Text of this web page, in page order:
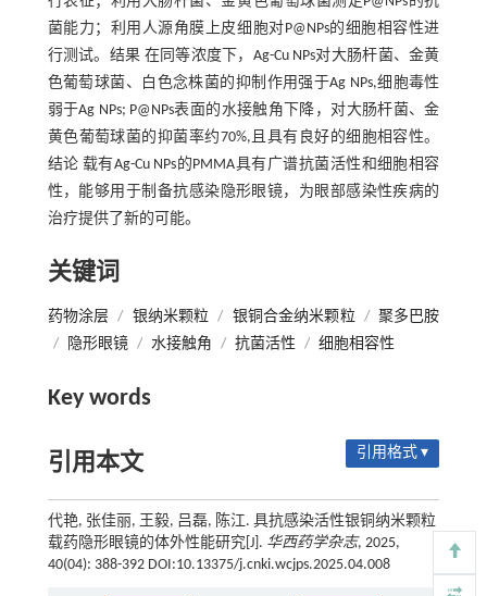
菌能力；利用人源角膜上皮细胞对P@NPs的细胞相容性进
行测试。结果 在同等浓度下，Ag-Cu NPs对大肠杆菌、金黄
色葡萄球菌、白色念株菌的抑制作用强于Ag NPs,细胞毒性
弱于Ag NPs; P@NPs表面的水接触角下降，对大肠杆菌、金
黄色葡萄球菌的抑菌率约70%,且具有良好的细胞相容性。
结论 载有Ag-Cu NPs的PMMA具有广谱抗菌活性和细胞相容
性，能够用于制备抗感染隐形眼镜，为眼部感染性疾病的
治疗提供了新的可能。
关键词
药物涂层 / 银纳米颗粒 / 银铜合金纳米颗粒 / 聚多巴胺
/
隐形眼镜 / 水接触角 / 抗菌活性 / 细胞相容性
Key words
引用本文 引用格式 ▾
代艳, 张佳丽, 王毅, 吕磊, 陈江. 具抗感染活性银铜纳米颗粒
载药隐形眼镜的体外性能研究[J]. 华西药学杂志, 2025,
40(04): 388-392 DOI:10.13375/j.cnki.wcjps.2025.04.008